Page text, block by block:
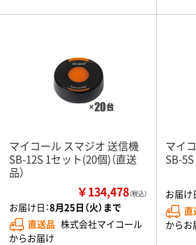
マイコール スマジオ 送信機
SB-12S 1セット(20個)（直送
品）
￥134,478（税込）
お届け日：8月25日（火）まで
直送品 株式会社マイコール
からお届け
マイ
SB-5S
お届け
直
からお